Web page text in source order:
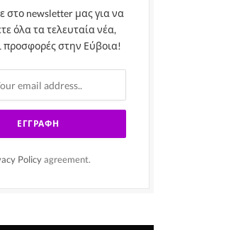
στο newsletter μας για να
όλα τα τελευταία νέα,
προσφορές στην Εύβοια!
Policy agreement.